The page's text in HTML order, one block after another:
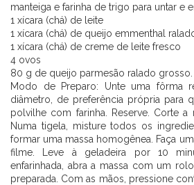
manteiga e farinha de trigo para untar e
1 xícara (chá) de leite
1 xícara (chá) de queijo emmenthal
1 xícara (chá) de creme de leite fresco
4 ovos
80 g de queijo parmesão ralado grosso.
Modo de Preparo: Unte uma fôrma
diâmetro, de preferência própria para
polvilhe com farinha. Reserve. Corte a
Numa tigela, misture todos os
formar uma massa homogênea. Faça
filme. Leve à geladeira por 10
enfarinhada, abra a massa com um
preparada. Com as mãos, pressione